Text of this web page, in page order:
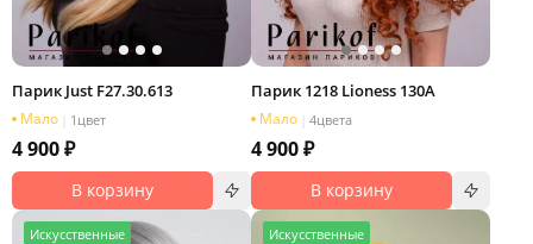
Парик Just F27.30.613
Мало 1 цвет
4 900 ₽
В корзину
Парик 1218 Lioness 130A
Мало 4цвета
4 900 ₽
В корзину
Искусственные Искусственные